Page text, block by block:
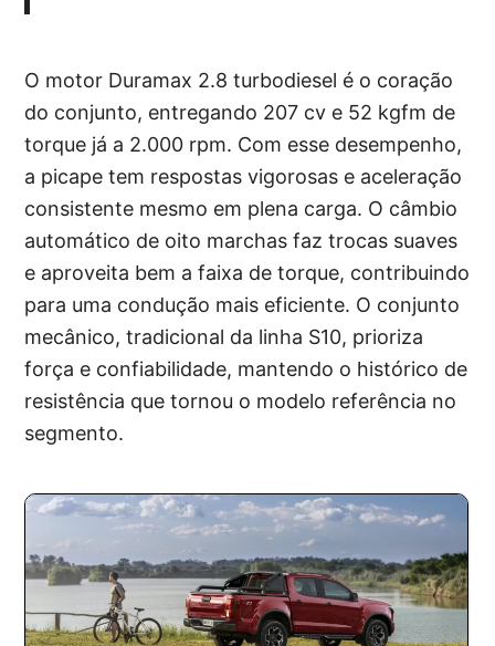
O motor Duramax 2.8 turbodiesel é o coração
do conjunto, entregando 207 cv e 52 kgfm de
torque já a 2.000 rpm. Com esse desempenho,
a picape tem respostas vigorosas e aceleração
consistente mesmo em plena carga. O câmbio
automático de oito marchas faz trocas suaves
e aproveita bem a faixa de torque, contribuindo
para uma condução mais eficiente. O conjunto
mecânico, tradicional da linha S10, prioriza
força e confiabilidade, mantendo o histórico de
resistência que tornou o modelo referência no
segmento.